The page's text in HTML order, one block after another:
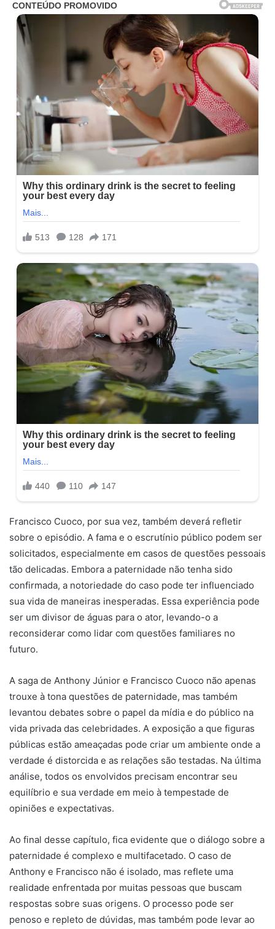
Francisco Cuoco, por sua vez, também deverá refletir
sobre o episódio. A fama e o escrutínio público podem ser
solicitados, especialmente em casos de questões pessoais
tão delicadas. Embora a paternidade não tenha sido
confirmada, a notoriedade do caso pode ter influenciado
sua vida de maneiras inesperadas. Essa experiência pode
ser um divisor de águas para o ator, levando-o a
reconsiderar como lidar com questões familiares no
futuro.
A saga de Anthony Júnior e Francisco Cuoco não apenas
trouxe à tona questões de paternidade, mas também
levantou debates sobre o papel da mídia e do público na
vida privada das celebridades. A exposição a que figuras
públicas estão ameaçadas pode criar um ambiente onde a
verdade é distorcida e as relações são testadas. Na última
análise, todos os envolvidos precisam encontrar seu
equilíbrio e sua verdade em meio à tempestade de
opiniões e expectativas.
Ao final desse capítulo, fica evidente que o diálogo sobre a
paternidade é complexo e multifacetado. O caso de
Anthony e Francisco não é isolado, mas reflete uma
realidade enfrentada por muitas pessoas que buscam
respostas sobre suas origens. O processo pode ser
penoso e repleto de dúvidas, mas também pode levar ao